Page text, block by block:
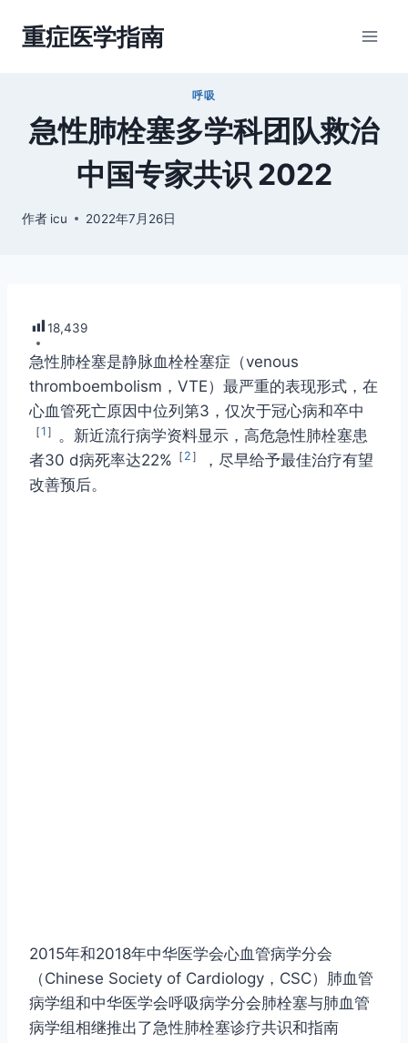
重症医学指南
呼吸
急性肺栓塞多学科团队救治
中国专家共识 2022
作者 icu 2022年7月26日
18,439
急性肺栓塞是静脉血栓栓塞症（venous
thromboembolism，VTE）最严重的表现形式，在
心血管死亡原因中位列第3，仅次于冠心病和卒中
［1 ］ 。新近流行病学资料显示，高危急性肺栓塞患
者30 d病死率达22% ［ 2 ］
，尽早给予最佳治疗有望
改善预后。
2015年和2018年中华医学会心血管病学分会
（Chinese Society of Cardiology，CSC）肺血管
病学组和中华医学会呼吸病学分会肺栓塞与肺血管
病学组相继推出了急性肺栓塞诊疗共识和指南